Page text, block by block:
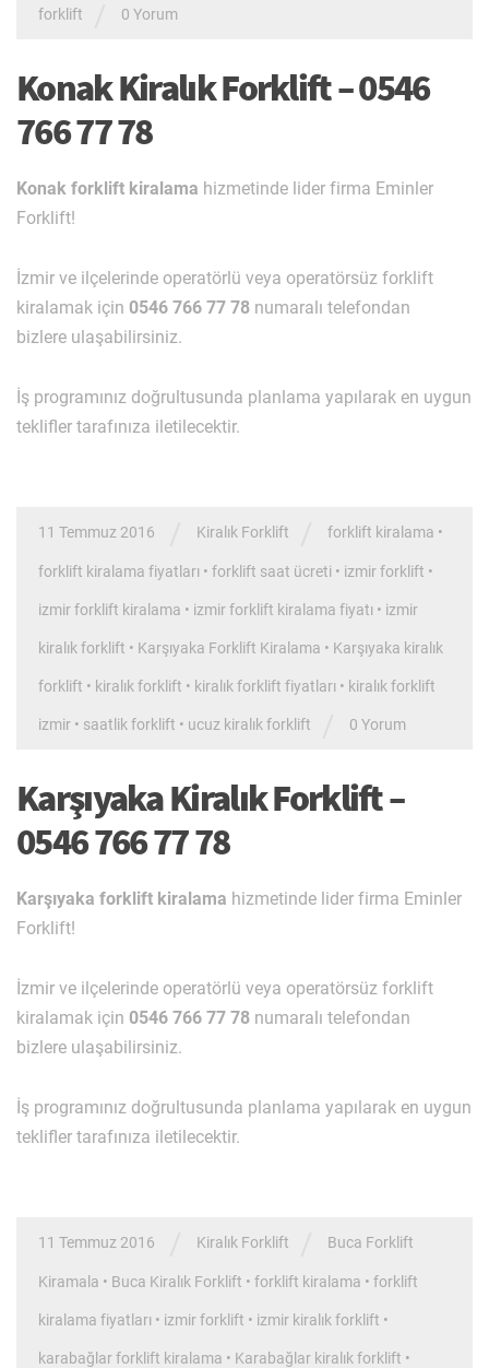
forklift 0 Yorum
Konak Kiralık Forklift – 0546
766 77 78
Konak forklift kiralama hizmetinde lider firma Eminler
Forklift!
İzmir ve ilçelerinde operatörlü veya operatörsüz forklift
kiralamak için 0546 766 77 78 numaralı telefondan
bizlere ulaşabilirsiniz.
İş programınız doğrultusunda planlama yapılarak en uygun
teklifler tarafınıza iletilecektir.
11 Temmuz 2016 Kiralık Forklift forklift kiralama •
forklift kiralama fiyatları • forklift saat ücreti • izmir forklift •
izmir forklift kiralama • izmir forklift kiralama fiyatı • izmir
kiralık forklift • Karşıyaka Forklift Kiralama • Karşıyaka kiralık
forklift • kiralık forklift • kiralık forklift fiyatları • kiralık forklift
izmir • saatlik forklift • ucuz kiralık forklift 0 Yorum
Karşıyaka Kiralık Forklift –
0546 766 77 78
Karşıyaka forklift kiralama hizmetinde lider firma Eminler
Forklift!
İzmir ve ilçelerinde operatörlü veya operatörsüz forklift
kiralamak için 0546 766 77 78 numaralı telefondan
bizlere ulaşabilirsiniz.
İş programınız doğrultusunda planlama yapılarak en uygun
teklifler tarafınıza iletilecektir.
11 Temmuz 2016 Kiralık Forklift Buca Forklift
Kiramala • Buca Kiralık Forklift • forklift kiralama • forklift
kiralama fiyatları • izmir forklift • izmir kiralık forklift •
karabağlar forklift kiralama • Karabağlar kiralık forklift •